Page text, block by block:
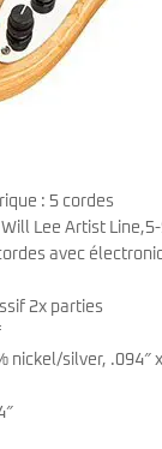
: 5 cordes
Lee Artist
avec
2x parties
nickel/silver, .094″